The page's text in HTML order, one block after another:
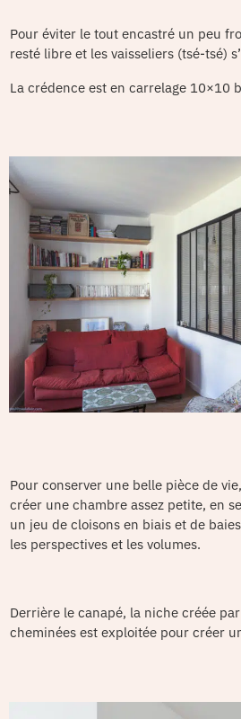
Pour éviter le tout encastré un peu
resté libre et les vaisseliers (tsé-tsé)
La crédence est en carrelage 10×10
Pour conserver une belle pièce de
créer une chambre assez petite, en
un jeu de cloisons en biais et de
les perspectives et les volumes.
Derrière le canapé, la niche créée
cheminées est exploitée pour créer